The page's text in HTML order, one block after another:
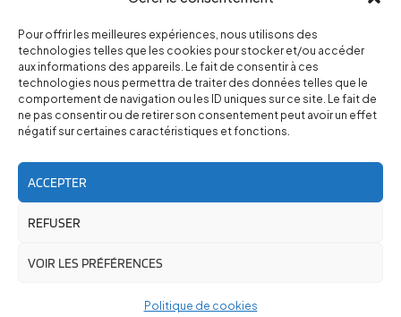
Pour offrir les meilleures expériences, nous utilisons des
technologies telles que les cookies pour stocker et/ou accéder
aux informations des appareils. Le fait de consentir à ces
technologies nous permettra de traiter des données telles que le
comportement de navigation ou les ID uniques sur ce site. Le fait de
ne pas consentir ou de retirer son consentement peut avoir un effet
négatif sur certaines caractéristiques et fonctions.
ACCEPTER
REFUSER
VOIR LES PRÉFÉRENCES
Politique de cookies
Pneus Services Loisirs - Garage Point S - 28 Bd Denfert
Rochereau, 38500 Voiron
RoadTrip Équipement/Pneus Services Loisirs - 2026